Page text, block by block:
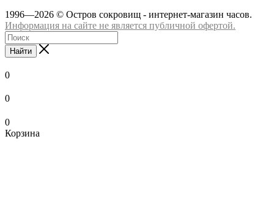
1996—2026 © Остров сокровищ - интернет-магазин часов.
Информация на сайте не является публичной офертой.
Найти
0
0
0
Корзина